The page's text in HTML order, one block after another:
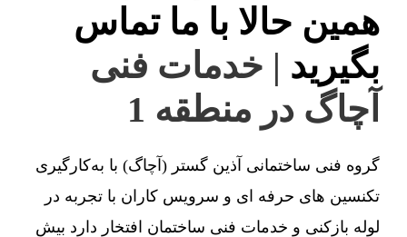
همین حالا با ما تماس
بگیرید | خدمات فنی
آچاگ در منطقه 1
گروه فنی ساختمانی آذین گستر (آچاگ) با به‌کارگیری
تکنسین های حرفه ای و سرویس کاران با تجربه در
لوله بازکنی و خدمات فنی ساختمان افتخار دارد بیش